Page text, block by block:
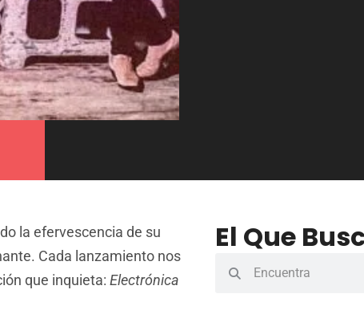
la efervescencia de su
Cada lanzamiento nos
que inquieta: Electrónica
El Que